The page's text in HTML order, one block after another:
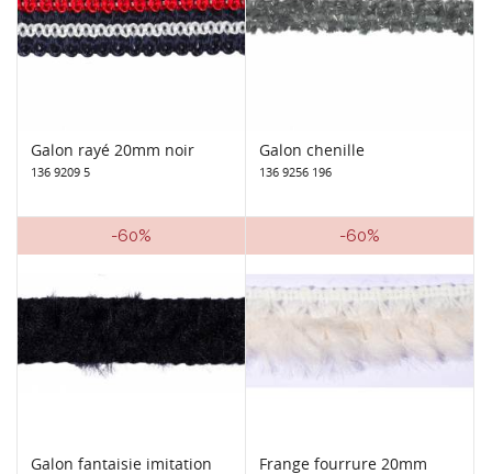
Galon rayé 20mm noir
136 9209 5
Galon chenille
136 9256 196
-60%
Galon fantaisie imitation
-60%
Frange fourrure 20mm